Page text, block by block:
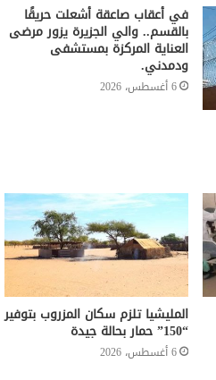
في أعقاب صاعقة أشعلت حريقًا
بالقسم.. والي الجزيرة يزور مرضى
العناية المركزة بمستشفى
ودمدني.
6 أغسطس، 2026
المليشيا تلزم سكان المزروب بتوفير
“150” حمار بحالة جيدة
6 أغسطس، 2026